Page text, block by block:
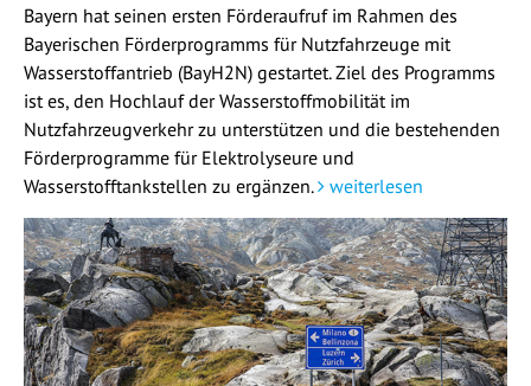
Bayern hat seinen ersten Förderaufruf im Rahmen des
Bayerischen Förderprogramms für Nutzfahrzeuge mit
Wasserstoffantrieb (BayH2N) gestartet. Ziel des Programms
ist es, den Hochlauf der Wasserstoffmobilität im
Nutzfahrzeugverkehr zu unterstützen und die bestehenden
Förderprogramme für Elektrolyseure und
Wasserstofftankstellen zu ergänzen.
weiterlesen